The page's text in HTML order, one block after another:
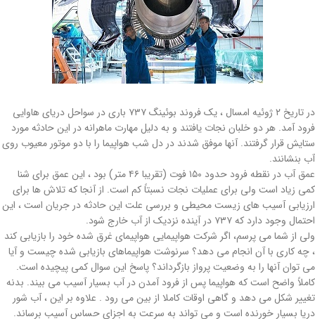
در تاریخ ۲ ژوئیه امسال ، یک فروند بوئینگ ۷۳۷ باری در سواحل دریای هاوایی
فرود آمد. هر دو خلبان نجات یافتند و به دلیل مهارت ماهرانه در این حادثه مورد
ستایش قرار گرفتند. آنها موفق شدند در دل شب هواپیما را با دو موتور معیوب روی
آب بنشانند.
عمق آب در نقطه فرود حدود ۱۵۰ فوت (تقریبا ۴۶ متر) بود ، این عمق برای شنا
کمی زیاد است ولی برای عملیات نجات نسبتاً کم است. از آنجا که تلاش ها برای
ارزیابی آسیب های زیست محیطی و بررسی علت این حادثه در جریان است ، این
احتمال وجود دارد که ۷۳۷ در آینده نزدیک از آب خارج شود.
ولی از شما می پرسم، اگر شرکت هواپیمایی هواپیمای غرق شده خود را بازیابی کند
، چه کاری با آن انجام می دهد؟ سرنوشت هواپیماهای بازیابی شده چیست و آیا
می توان آنها را به وضعیت پرواز بازگرداند؟ پاسخ این سوال کمی پیچیده است.
کاملاً واضح است که هواپیما پس از فرود آمدن در آب بسیار آسیب می بیند. بدنه
تغییر شکل می دهد و گاهی اوقات کاملا از بین می رود . علاوه بر این ، آب شور
دریا بسیار خورنده است و می تواند به سرعت به اجزای حساس آسیب برساند.